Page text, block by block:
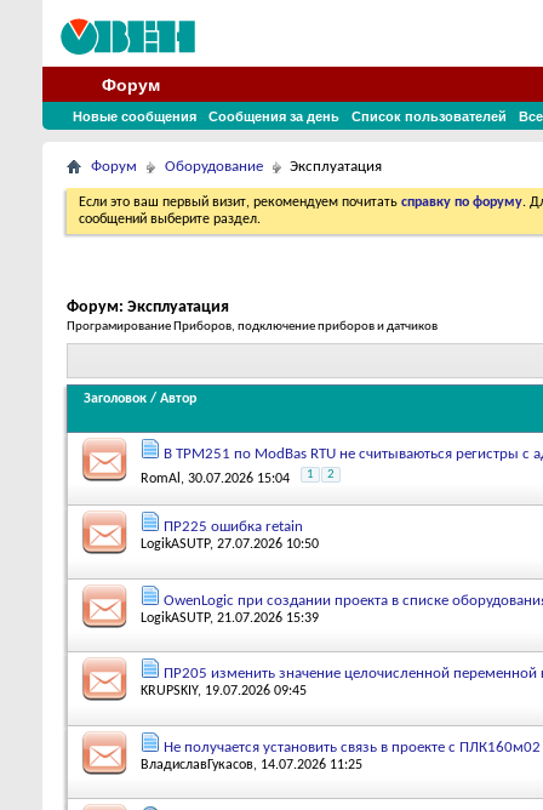
Форум
Новые сообщения Сообщения за день Список пользователей
Форум Оборудование Эксплуатация
Если это ваш первый визит, рекомендуем почитать справку по форуму.
сообщений выберите раздел.
Форум: Эксплуатация
Програмирование Приборов, подключение приборов и датчиков
Заголовок / Автор
В ТРМ251 по ModBas RTU не считываються региcтры с
RomAl , 30.07.2026 15:04 1 2
ПР225 ошибка retain
LogikASUTP, 27.07.2026 10:50
OwenLogic при создании проекта в списке
LogikASUTP, 21.07.2026 15:39
ПР205 изменить значение целочисленной переменной
KRUPSKIY, 19.07.2026 09:45
Не получается установить связь в проекте с ПЛК160м02
ВладиславГукасов, 14.07.2026 11:25